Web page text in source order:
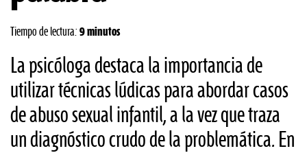
Tiempo de lectura: 9 minutos
La psicóloga destaca la importancia de
utilizar técnicas lúdicas para abordar casos
de abuso sexual infantil, a la vez que traza
un diagnóstico crudo de la problemática. En